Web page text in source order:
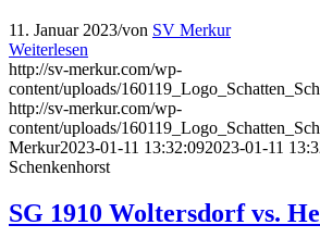
11. Januar 2023/von SV Merkur
Weiterlesen
http://sv-merkur.com/wp-
content/uploads/
http://sv-merkur.com/wp-
content/uploads/
Merkur2023-01-11 13:32:092023-01-11
Schenkenhorst
SG 1910 Woltersdorf vs.